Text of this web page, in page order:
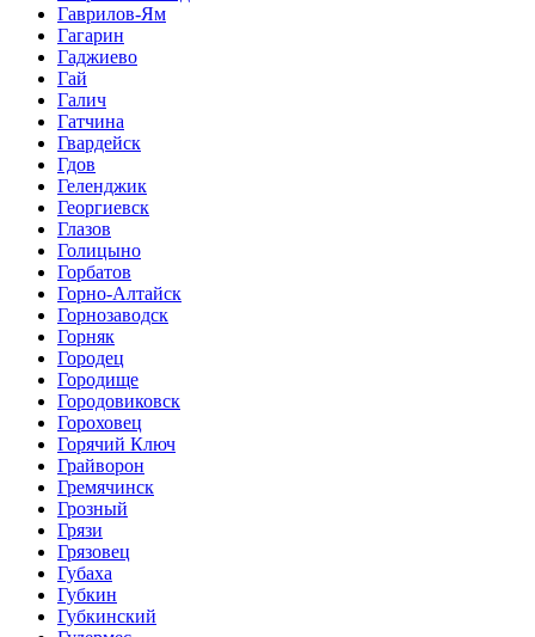
Гаврилов-Ям
Гагарин
Гаджиево
Гай
Галич
Гатчина
Гвардейск
Гдов
Геленджик
Георгиевск
Глазов
Голицыно
Горбатов
Горно-Алтайск
Горнозаводск
Горняк
Городец
Городище
Городовиковск
Гороховец
Горячий Ключ
Грайворон
Гремячинск
Грозный
Грязи
Грязовец
Губаха
Губкин
Губкинский